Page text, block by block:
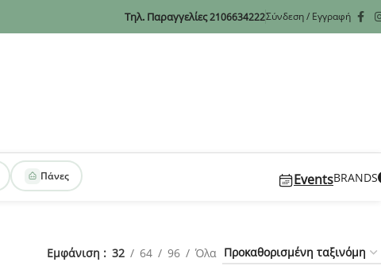
Τηλ. Παραγγελίες2106634222Σύνδεση / Εγγραφή
Πάνες EventsBRANDS
Εμφάνιση 32 64 96 Όλα